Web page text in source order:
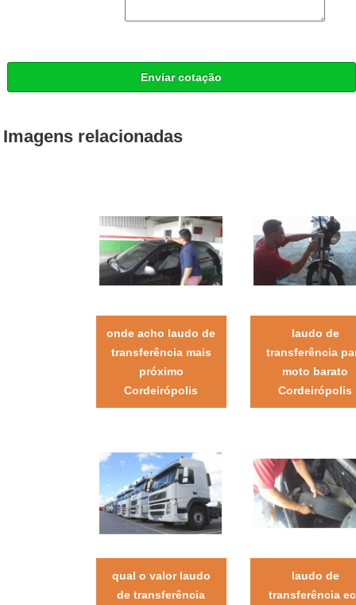
Enviar cotação
Imagens relacionadas
onde acho laudo de
transferência mais
próximo
Cordeirópolis
laudo de
transferência
moto barato
Cordeirópolis
qual o valor laudo
de transferência
laudo de
transferência